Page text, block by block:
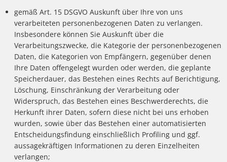
gemäß Art. 15 DSGVO Auskunft über Ihre von uns
verarbeiteten personenbezogenen Daten zu verlangen.
Insbesondere können Sie Auskunft über die
Verarbeitungszwecke, die Kategorie der personenbezogenen
Daten, die Kategorien von Empfängern, gegenüber denen
Ihre Daten offengelegt wurden oder werden, die geplante
Speicherdauer, das Bestehen eines Rechts auf Berichtigung,
Löschung, Einschränkung der Verarbeitung oder
Widerspruch, das Bestehen eines Beschwerderechts, die
Herkunft ihrer Daten, sofern diese nicht bei uns erhoben
wurden, sowie über das Bestehen einer automatisierten
Entscheidungsfindung einschließlich Profiling und ggf.
aussagekräftigen Informationen zu deren Einzelheiten
verlangen;